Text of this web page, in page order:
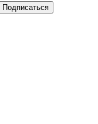
Подписаться